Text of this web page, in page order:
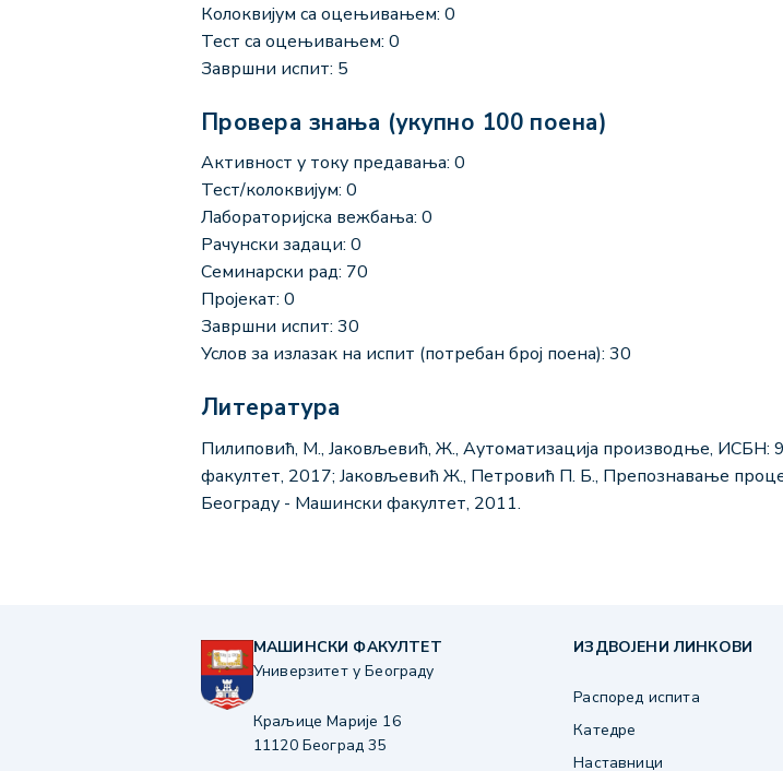
Колоквијум са оцењивањем: 0
Тест са оцењивањем: 0
Завршни испит: 5
Провера знања (укупно 100 поена)
Активност у току предавања: 0
Тест/колоквијум: 0
Лабораторијска вежбања: 0
Рачунски задаци: 0
Семинарски рад: 70
Пројекат: 0
Завршни испит: 30
Услов за излазак на испит (потребан број поена): 30
Литература
Пилиповић, М., Јаковљевић, Ж., Аутоматизација производње,
факултет, 2017; Јаковљевић Ж., Петровић П. Б., Препознавање
Београду - Машински факултет, 2011.
МАШИНСКИ ФАКУЛТЕТ
Универзитет у Београду
Краљице Марије 16
11120 Београд 35
ИЗДВОЈЕНИ ЛИНКОВИ
Распоред испита
Катедре
Наставници